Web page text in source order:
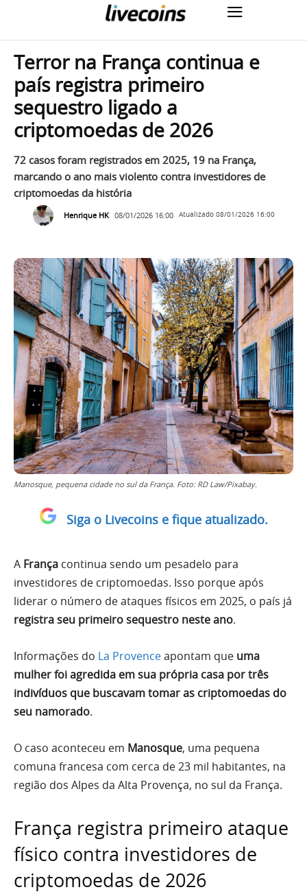
Terror na França continua e
país registra primeiro
sequestro ligado a
criptomoedas de 2026
72 casos foram registrados em 2025, 19 na França,
marcando o ano mais violento contra investidores de
criptomoedas da história
Henrique HK 08/01/2026 16:00 Atualizado 08/01/2026 16:00
Manosque, pequena cidade no sul da França. Foto: RD Law/Pixabay.
Siga o Livecoins e fique atualizado.
A França continua sendo um pesadelo para
investidores de criptomoedas. Isso porque após
liderar o número de ataques físicos em 2025, o país já
registra seu primeiro sequestro neste ano.
Informações do La Provenceapontam que uma
mulher foi agredida em sua própria casa por três
indivíduos que buscavam tomar as criptomoedas do
seu namorado.
O caso aconteceu em Manosque, uma pequena
comuna francesa com cerca de 23 mil habitantes, na
região dos Alpes da Alta Provença, no sul da França.
França registra primeiro ataque
físico contra investidores de
criptomoedas de 2026